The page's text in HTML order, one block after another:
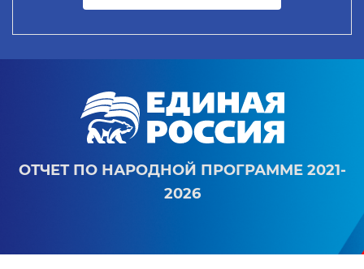
ОТЧЕТ ПО НАРОДНОЙ ПРОГРАММЕ 2021-
2026